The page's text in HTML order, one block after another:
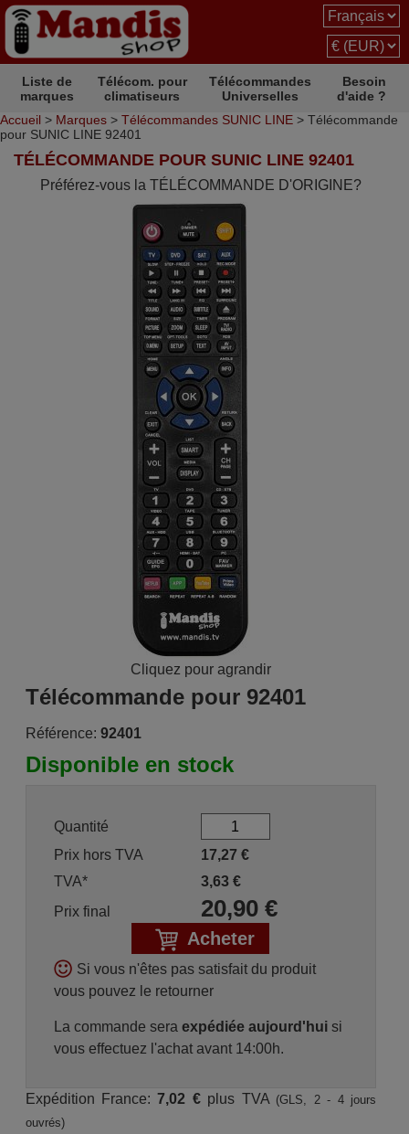
Liste de
marques
Télécom. pour
climatiseurs
Télécommandes
Universelles
Besoin
d'aide ?
Accueil > Marques > Télécommandes SUNIC LINE > Télécommande
pour SUNIC LINE 92401
TÉLÉCOMMANDE POUR SUNIC LINE 92401
Préférez-vous la TÉLÉCOMMANDE D'ORIGINE?
Cliquez pour agrandir
Télécommande pour 92401
Référence: 92401
Disponible en stock
Quantité
Prix hors TVA
17,27 €
TVA*
3,63€
Prix final
20,90€
Acheter
Si vous n'êtes pas satisfait du produit
vous pouvez le retourner
La commande sera expédiée aujourd'huisi
vous effectuez l'achat avant 14:00h.
Expédition France:7,02 €plus TVA (GLS, 2 - 4 jours
ouvrés)